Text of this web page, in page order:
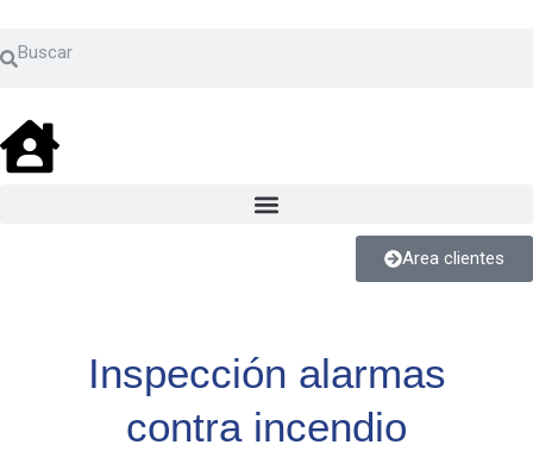
contenido
Buscar
Area clientes
Inspección alarmas
contra incendio